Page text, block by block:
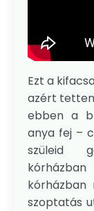
Ezt a
azért
ebben a
anya fej –
szüleid
szoptatás